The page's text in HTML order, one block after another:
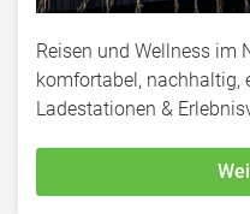
Reisen und Wellness im
komfortabel, nachhaltig,
Ladestationen &